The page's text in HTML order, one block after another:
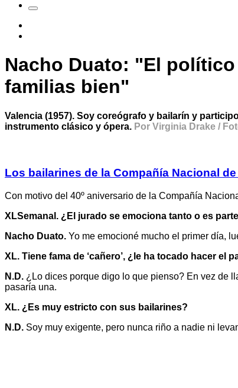
Nacho Duato: "El
familias bien"
Valencia (1957). Soy coreógrafo y bailarín y
instrumento clásico y ópera. Por Virginia Drake /
Los bailarines de la Compañía Nacional de
Con motivo del 40º aniversario de la Compañía
XLSemanal. ¿El jurado se emociona tanto o es
Nacho Duato. Yo me emocioné mucho el primer día,
XL. Tiene fama de ‘cañero’, ¿le ha tocado hacer el
N.D. ¿Lo dices porque digo lo que pienso? En vez de
pasaría una.
XL. ¿Es muy estricto con sus bailarines?
N.D. Soy muy exigente, pero nunca riño a nadie ni